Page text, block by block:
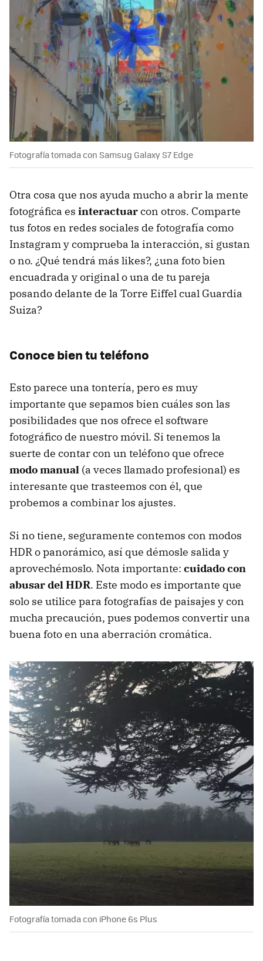
Fotografía tomada con Samsug Galaxy S7 Edge
Otra cosa que nos ayuda mucho a abrir la mente
fotográfica es interactuarcon otros. Comparte
tus fotos en redes sociales de fotografía como
Instagram y comprueba la interacción, si gustan
o no. ¿Qué tendrá más likes?, ¿una foto bien
encuadrada y original o una de tu pareja
posando delante de la Torre Eiffel cual Guardia
Suiza?
Conoce bien tu teléfono
Esto parece una tontería, pero es muy
importante que sepamos bien cuáles son las
posibilidades que nos ofrece el software
fotográfico de nuestro móvil. Si tenemos la
suerte de contar con un teléfono que ofrece
modo manual (a veces llamado profesional) es
interesante que trasteemos con él, que
probemos a combinar los ajustes.
Si no tiene, seguramente contemos con modos
HDR o panorámico, así que démosle salida y
aprovechémoslo. Nota importante: cuidado con
abusar del HDR. Este modo es importante que
solo se utilice para fotografías de paisajes y con
mucha precaución, pues podemos convertir una
buena foto en una aberración cromática.
Fotografía tomada con iPhone 6s Plus